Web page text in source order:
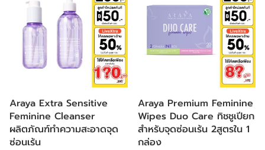
Araya Extra Sensitive
Feminine Cleanser
ผลิตภัณฑ์ทำความสะอาดจุด
ซ่อนเร้น
Araya Premium Feminine
Wipes Duo Care ทิชชูเปียก
สำหรับจุดซ่อนเร้น 2สูตรใน 1
กล่อง